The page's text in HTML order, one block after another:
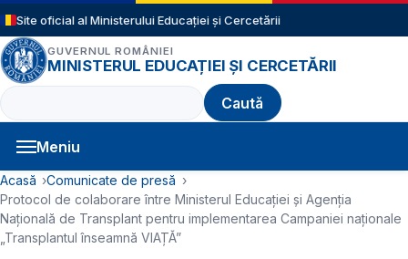
Sari la conținutul principal
Site oficial al Ministerului Educației și Cercetării
GUVERNUL ROMÂNIEI
MINISTERUL EDUCAȚIEI ȘI CERCETĂRII
Caută
Meniu
Navigație principală
Cale de navigare
Acasă
Comunicate de presă
Protocol de colaborare între Ministerul Educației și Agenția
Națională de Transplant pentru implementarea Campaniei naționale
„Transplantul înseamnă VIAȚĂ”